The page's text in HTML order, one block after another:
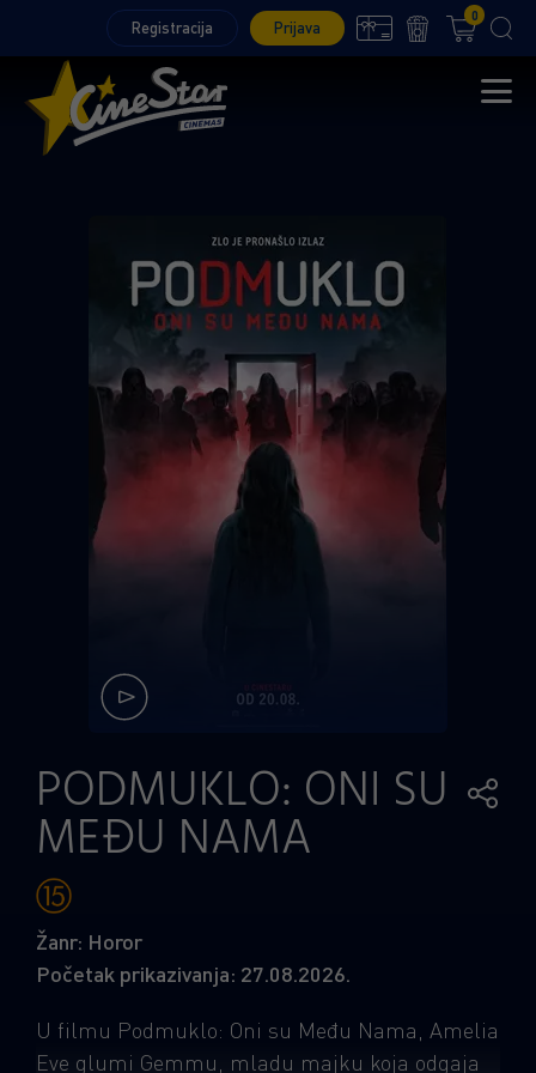
Registracija Prijava
0
PODMUKLO: ONI SU
MEĐU NAMA
Žanr: Horor
Početak prikazivanja: 27.08.2026.
U filmu Podmuklo: Oni su Među Nama, Amelia
Eve glumi Gemmu, mladu majku koja odgaja